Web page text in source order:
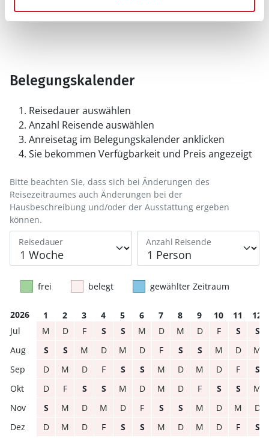
Belegungskalender
Reisedauer auswählen
Anzahl Reisende auswählen
Anreisetag im Belegungskalender anklicken
Sie bekommen Verfügbarkeit und Preis angezeigt
Reisedauer Anzahl Reisende
Bitte beachten Sie, dass sich bei Änderungen des
Reisezeitraumes auch Änderungen bei der
Hausbeschreibung und/oder der Ausstattung ergeben
können.
frei belegt gewählter Zeitraum
2026 1 2 3 4 5 6 7 8 9 10 11
12
M
D F S S M D M D F S
S
S
S M D M D F S S M D
M
D
M D F S S M D M D F
S
D
F S S M D M D F S S
M
S
M D M D F S S M D M
D
D
M D F S S M D M D F S